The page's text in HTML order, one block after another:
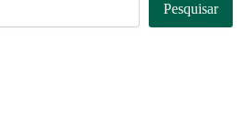
Pesquisar